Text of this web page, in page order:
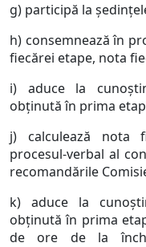
g) participă la
h) consemnează în
fiecărei etape, nota
i) aduce la
obţinută în prima
j) calculează nota
procesul-verbal al
recomandările
k) aduce la
obţinută în prima
de ore de la